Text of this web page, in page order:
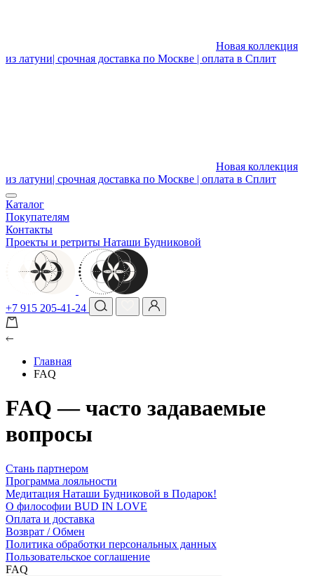
Новая коллекция
из латуни| срочная доставка по Москве | оплата в Сплит
Новая коллекция
из латуни| срочная доставка по Москве | оплата в Сплит
Каталог
Покупателям
Контакты
Проекты и ретриты Наташи Будниковой
+7 915 205-41-24
Главная
FAQ
FAQ — часто задаваемые
вопросы
Стань партнером
Программа лояльности
Медитация Наташи Будниковой в Подарок!
О философии BUD IN LOVE
Оплата и доставка
Возврат / Обмен
Политика обработки персональных данных
Пользовательское соглашение
FAQ